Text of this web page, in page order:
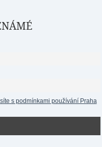
s podmínkami používání Praha